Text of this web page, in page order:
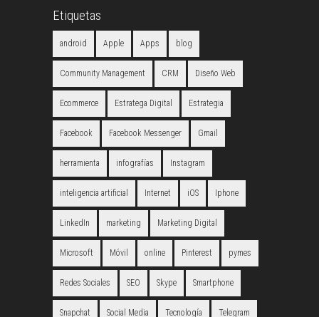
Etiquetas
android Apple Apps blog
Community Management CRM Diseño Web
Ecommerce Estratega Digital Estrategia
Facebook Facebook Messenger Gmail
herramienta infografías Instagram
inteligencia artificial Internet iOS Iphone
LinkedIn marketing Marketing Digital
Microsoft Móvil online Pinterest pymes
Redes Sociales SEO Skype Smartphone
Snapchat Social Media Tecnología Telegram